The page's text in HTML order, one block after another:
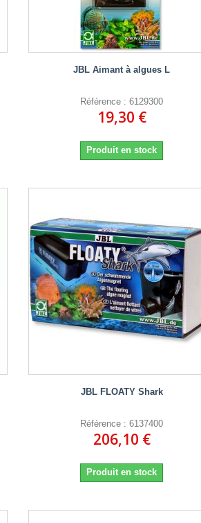
JBL Aimant à algues L
Référence : 6129300
19,30 €
Produit en stock
JBL FLOATY Shark
Référence : 6137400
206,10 €
Produit en stock